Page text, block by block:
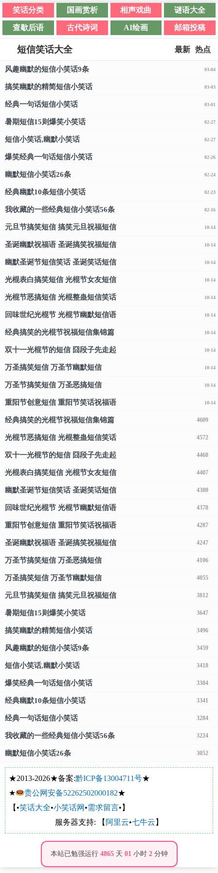
笑话分类 国画赏析 相声戏曲 谜语大全
查歇后语 古代诗词 AI绘画 邮箱投稿
短信笑话大全 最新 热点
风趣幽默的短信小笑话9条 03-04
搞笑幽默的精简短信小笑话 03-03
经典一句话短信小笑话 03-01
暑期短信15则爆笑小笑话 02-27
短信小笑话,幽默小笑话 02-27
爆笑经典一句话短信小笑话 02-26
幽默短信小笑话26条 02-24
经典幽默10条短信小笑话 02-23
我收藏的一些经典短信小笑话56条 02-16
元旦节搞笑短信 搞笑元旦祝福短信 10-14
圣诞幽默祝福语 圣诞搞笑祝福短信 10-14
幽默圣诞节短信笑话 圣诞笑话短信 10-14
光棍表白搞笑短信 光棍节女友短信 10-14
光棍节恶搞短信 光棍整蛊短信笑话 10-14
回味世纪光棍节 光棍节幽默短信语 10-14
经典搞笑的光棍节祝福短信集锦篇 10-14
双十一光棍节的短信 囧段子先走起 10-14
万圣搞笑短信 万圣节幽默短信 10-14
万圣节搞笑短信 万圣恶搞短信 10-14
重阳节创意短信 重阳节笑话祝福语 10-14
经典搞笑的光棍节祝福短信集锦篇 4609
光棍节恶搞短信 光棍整蛊短信笑话 4572
双十一光棍节的短信 囧段子先走起 4468
光棍表白搞笑短信 光棍节女友短信 4407
幽默圣诞节短信笑话 圣诞笑话短信 4380
回味世纪光棍节 光棍节幽默短信语 4378
重阳节创意短信 重阳节笑话祝福语 4287
圣诞幽默祝福语 圣诞搞笑祝福短信 4247
万圣节搞笑短信 万圣恶搞短信 4106
万圣搞笑短信 万圣节幽默短信 4055
元旦节搞笑短信 搞笑元旦祝福短信 3812
暑期短信15则爆笑小笑话 3647
搞笑幽默的精简短信小笑话 3496
风趣幽默的短信小笑话9条 3459
短信小笑话,幽默小笑话 3418
爆笑经典一句话短信小笑话 3384
经典幽默10条短信小笑话 3341
经典一句话短信小笑话 3284
我收藏的一些经典短信小笑话56条 3224
幽默短信小笑话26条 3052
★2013-2026★备案:黔ICP备13004711号★
★
贵公网安备52262502000182★
【•笑话大全•小笑话网 •需求留言•】
服务器支持: 【 阿里云•七牛云 】
本站已勉强运行 4865天 01小时 2分钟